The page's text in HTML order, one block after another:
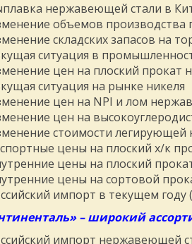
нержавеющей стали в
объемов производства
складских запасов на
ситуация в
цен на плоский прокат
ситуация на рынке никеля
цен на NPI и лом
цен на
стоимости легирующей
цены на плоский х/к
цены на плоский
цены на сортовой
импорт в текущем году
– широкий
импорт нержавеющей